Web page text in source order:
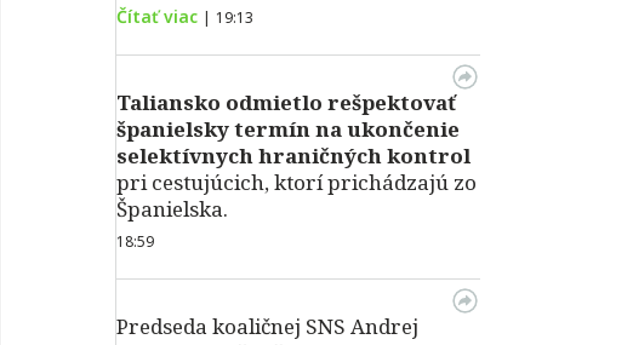
Čítať viac | 19:13
Taliansko odmietlo rešpektovať
španielsky termín na ukončenie
selektívnych hraničných kontrol
pri cestujúcich, ktorí prichádzajú zo
Španielska.
18:59
Predseda koaličnej SNS Andrej